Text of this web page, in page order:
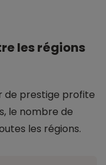
les régions
de prestige profite
le nombre de
les régions.